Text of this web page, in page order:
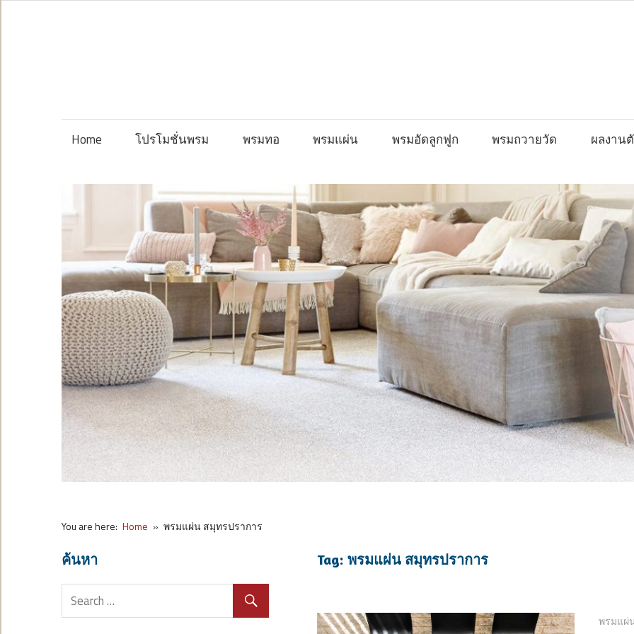
Home โปรโมชั่นพรม พรมทอ พรมแผ่น พรมอัดลูกฟูก พรมถวายวัด ผลงาน
You are here: Home พรมแผ่น สมุทรปราการ
Tag: พรมแผ่น สมุทรปราการ
พรมแผ่
ค้นหา